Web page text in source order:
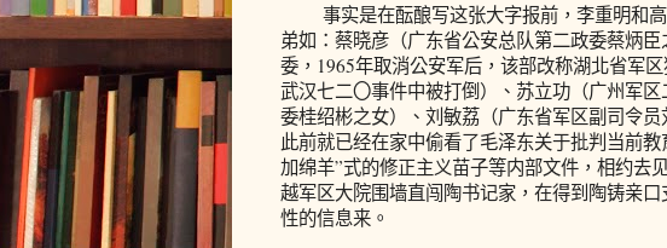
事实是在酝酿写这张大字报前，李重明和高
弟如：蔡晓彦（广东省公安总队第二政委蔡炳
委，1965年取消公安军后，该部改称湖北省军
武汉七二〇事件中被打倒）、苏立功（广州军
委桂绍彬之女）、刘敏荔（广东省军区副司令
此前就已经在家中偷看了毛泽东关于批判当前
加绵羊”式的修正主义苗子等内部文件，相约去
越军区大院围墙直闯陶书记家，在得到陶铸亲
性的信息来。